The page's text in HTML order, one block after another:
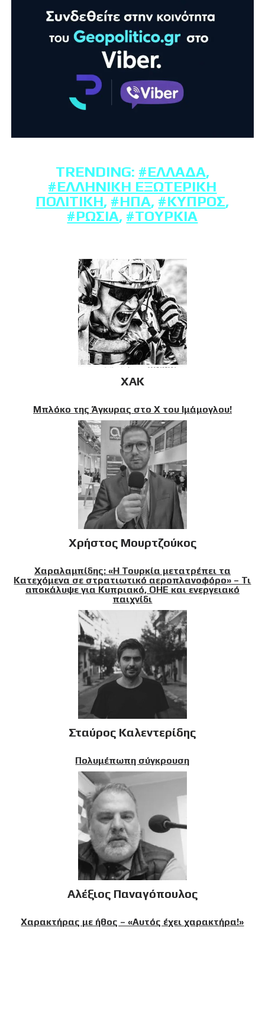
TRENDING: #ΕΛΛΆΔΑ,
#ΕΛΛΗΝΙΚΉ ΕΞΩΤΕΡΙΚΉ
ΠΟΛΙΤΙΚΉ, #ΗΠΑ, #ΚΎΠΡΟΣ,
#ΡΩΣΊΑ, #ΤΟΥΡΚΊΑ
XAK
Μπλόκο της Άγκυρας στο X του Ιμάμογλου!
Χρήστος Μουρτζούκος
Χαραλαμπίδης: «Η Τουρκία μετατρέπει τα
Κατεχόμενα σε στρατιωτικό αεροπλανοφόρο» – Τι
αποκάλυψε για Κυπριακό, ΟΗΕ και ενεργειακό
παιχνίδι
Σταύρος Καλεντερίδης
Πολυμέπωπη σύγκρουση
Αλέξιος Παναγόπουλος
Χαρακτήρας με ήθος – «Αυτός έχει χαρακτήρα!»